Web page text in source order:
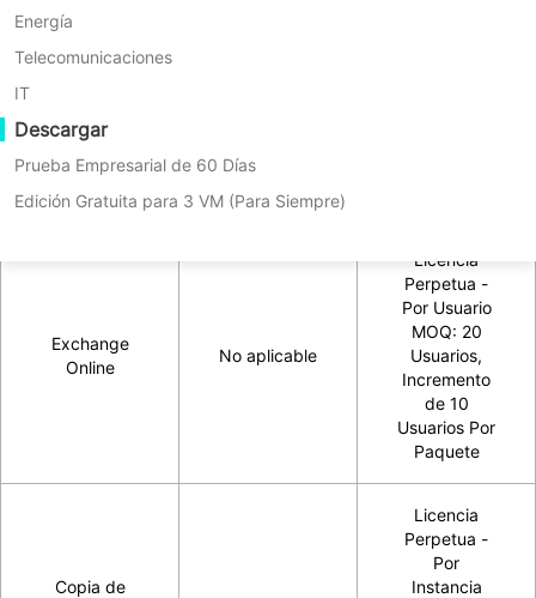
Energía
Telecomunicaciones
IT
Descargar
Prueba Empresarial de 60 Días
Edición Gratuita para 3 VM (Para Siempre)
HDFS
Exchange
Online
No aplicable
Licencia
Perpetua -
Por Usuario
MOQ: 20
Usuarios,
Incremento
de 10
Usuarios Por
Paquete
Copia de
Licencia
Perpetua -
Por
Instancia